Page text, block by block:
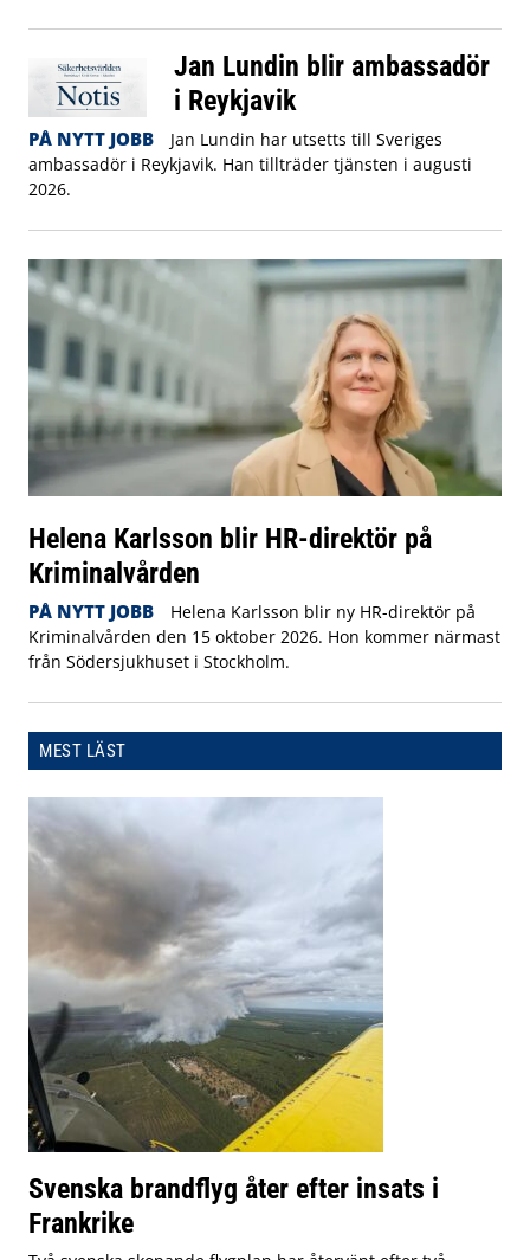
Jan Lundin blir ambassadör
i Reykjavik
PÅ NYTT JOBB
Jan Lundin har utsetts till Sveriges
ambassadör i Reykjavik. Han tillträder tjänsten i augusti
2026.
Helena Karlsson blir HR-direktör på
Kriminalvården
PÅ NYTT JOBB
Helena Karlsson blir ny HR-direktör på
Kriminalvården den 15 oktober 2026. Hon kommer närmast
från Södersjukhuset i Stockholm.
MEST LÄST
Svenska brandflyg åter efter insats i
Frankrike